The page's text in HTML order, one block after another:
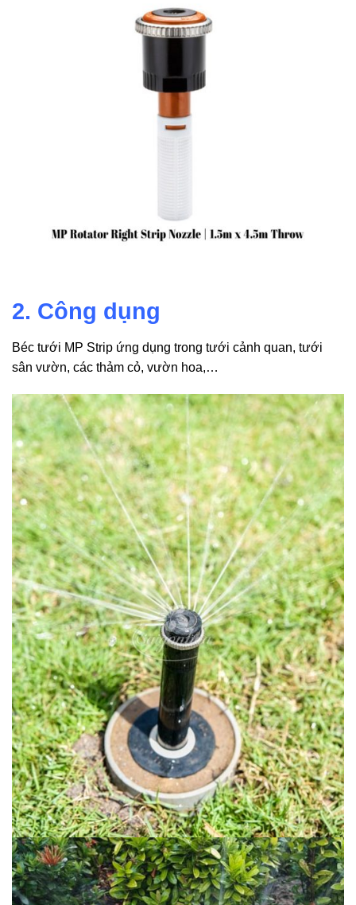
2. Công dụng
Béc tưới MP Strip ứng dụng trong tưới cảnh quan, tưới
sân vườn, các thảm cỏ, vườn hoa,…